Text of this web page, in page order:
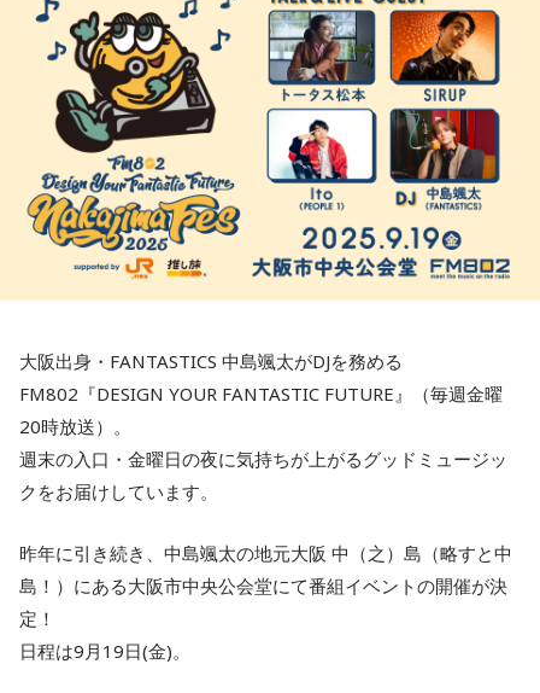
大阪出身・FANTASTICS 中島颯太がDJを務める
FM802『DESIGN YOUR FANTASTIC FUTURE』（毎週金曜
20時放送）。
週末の入口・金曜日の夜に気持ちが上がるグッドミュージッ
クをお届けしています。
昨年に引き続き、中島颯太の地元大阪 中（之）島（略すと中
島！）にある大阪市中央公会堂にて番組イベントの開催が決
定！
日程は9月19日(金)。